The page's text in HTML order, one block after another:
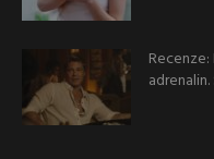
adrenalin.